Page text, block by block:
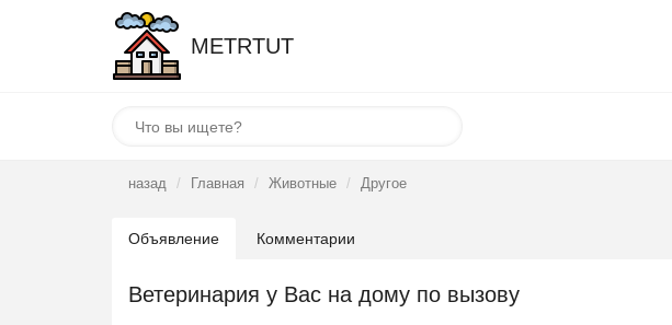
METRTUT
назад Главная Животные Другое
Объявление Комментарии
Ветеринария у Вас на дому по вызову